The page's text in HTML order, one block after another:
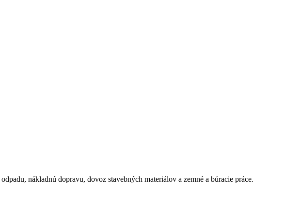
nákladnú dopravu, dovoz stavebných materiálov a zemné a búracie práce.